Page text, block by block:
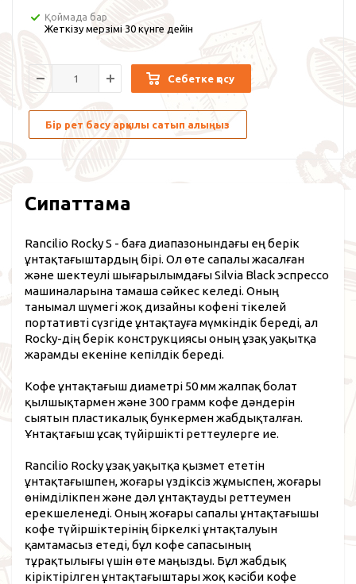
Қоймада бар
Жеткізу мерзімі 30 күнге дейін
Себетке қосу
Бір рет басу арқылы сатып алыңыз
Сипаттама
Rancilio Rocky S - баға диапазонындағы ең берік
ұнтақтағыштардың бірі. Ол өте сапалы жасалған
және шектеулі шығарылымдағы Silvia Black эспрессо
машиналарына тамаша сәйкес келеді. Оның
танымал шүмегі жоқ дизайны кофені тікелей
портативті сүзгіде ұнтақтауға мүмкіндік береді, ал
Rocky-дің берік конструкциясы оның ұзақ уақытқа
жарамды екеніне кепілдік береді.
Кофе ұнтақтағыш диаметрі 50 мм жалпақ болат
қылшықтармен және 300 грамм кофе дәндерін
сыятын пластикалық бункермен жабдықталған.
Ұнтақтағыш ұсақ түйіршікті реттеулерге ие.
Rancilio Rocky ұзақ уақытқа қызмет ететін
ұнтақтағышпен, жоғары үздіксіз жұмыспен, жоғары
өнімділікпен және дәл ұнтақтауды реттеумен
ерекшеленеді. Оның жоғары сапалы ұнтақтағышы
кофе түйіршіктерінің біркелкі ұнтақталуын
қамтамасыз етеді, бұл кофе сапасының
тұрақтылығы үшін өте маңызды. Бұл жабдық
кіріктірілген ұнтақтағыштары жоқ кәсіби кофе